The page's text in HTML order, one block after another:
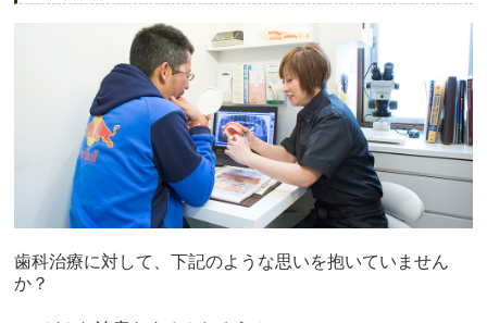
歯科治療に対して、下記のような思いを抱いていません
か？